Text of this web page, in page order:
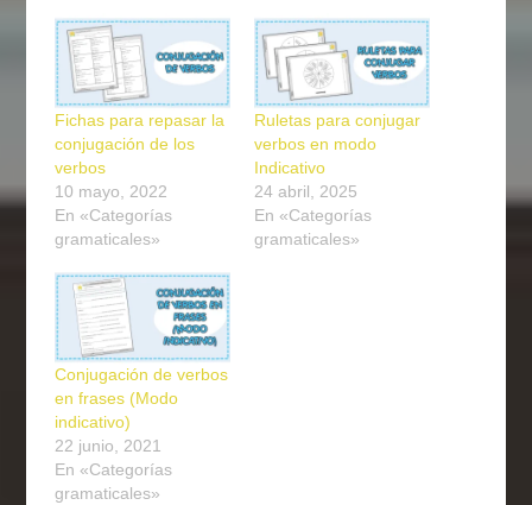
Fichas para repasar la
conjugación de los
verbos
10 mayo, 2022
En «Categorías
gramaticales»
Ruletas para conjugar
verbos en modo
Indicativo
24 abril, 2025
En «Categorías
gramaticales»
Conjugación de verbos
en frases (Modo
indicativo)
22 junio, 2021
En «Categorías
gramaticales»